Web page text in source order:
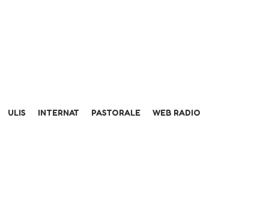
ULIS INTERNAT PASTORALE WEB RADIO